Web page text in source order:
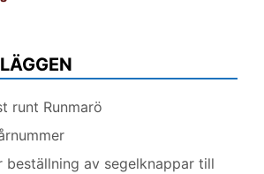
runt Runmarö
beställning av segelknappar till